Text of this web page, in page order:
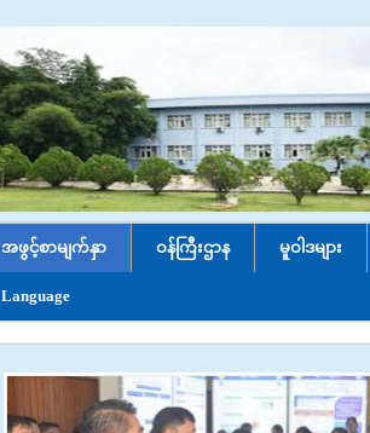
အဖွင့်စာမျက်နှာ ဝန်ကြီးဌာန မူဝါဒများ
Language